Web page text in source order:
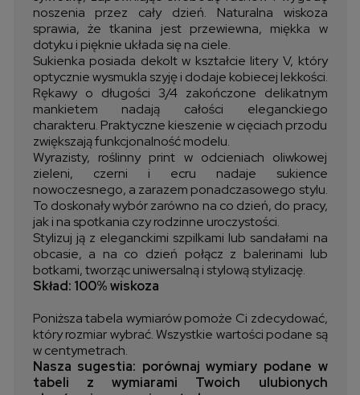
noszenia przez cały dzień. Naturalna wiskoza
sprawia, że tkanina jest przewiewna, miękka w
dotyku i pięknie układa się na ciele.
Sukienka posiada dekolt w kształcie litery V, który
optycznie wysmukla szyję i dodaje kobiecej lekkości.
Rękawy o długości 3/4 zakończone delikatnym
mankietem nadają całości eleganckiego
charakteru. Praktyczne kieszenie w cięciach przodu
zwiększają funkcjonalność modelu.
Wyrazisty, roślinny print w odcieniach oliwkowej
zieleni, czerni i ecru nadaje sukience
nowoczesnego, a zarazem ponadczasowego stylu.
To doskonały wybór zarówno na co dzień, do pracy,
jak i na spotkania czy rodzinne uroczystości.
Stylizuj ją z eleganckimi szpilkami lub sandałami na
obcasie, a na co dzień połącz z balerinami lub
botkami, tworząc uniwersalną i stylową stylizację.
Skład: 100% wiskoza
Poniższa tabela wymiarów pomoże Ci zdecydować,
który rozmiar wybrać. Wszystkie wartości podane są
w centymetrach.
Nasza sugestia: porównaj wymiary podane w
tabeli z wymiarami Twoich ulubionych